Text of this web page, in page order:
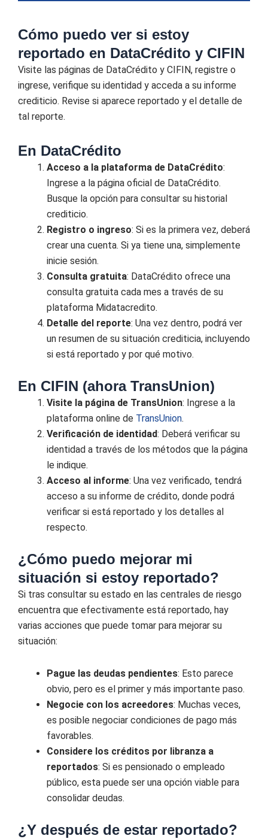
Cómo puedo ver si estoy
reportado en DataCrédito y CIFIN
Visite las páginas de DataCrédito y CIFIN, registre o
ingrese, verifique su identidad y acceda a su informe
crediticio. Revise si aparece reportado y el detalle de
tal reporte.
En DataCrédito
Acceso a la plataforma de DataCrédito:
Ingrese a la página oficial de DataCrédito.
Busque la opción para consultar su historial
crediticio.
Registro o ingreso: Si es la primera vez, deberá
crear una cuenta. Si ya tiene una, simplemente
inicie sesión.
Consulta gratuita: DataCrédito ofrece una
consulta gratuita cada mes a través de su
plataforma Midatacredito.
Detalle del reporte: Una vez dentro, podrá ver
un resumen de su situación crediticia, incluyendo
si está reportado y por qué motivo.
En CIFIN (ahora TransUnion)
Visite la página de TransUnion: Ingrese a la
plataforma online de TransUnion.
Verificación de identidad: Deberá verificar su
identidad a través de los métodos que la página
le indique.
Acceso al informe: Una vez verificado, tendrá
acceso a su informe de crédito, donde podrá
verificar si está reportado y los detalles al
respecto.
¿Cómo puedo mejorar mi
situación si estoy reportado?
Si tras consultar su estado en las centrales de riesgo
encuentra que efectivamente está reportado, hay
varias acciones que puede tomar para mejorar su
situación:
Pague las deudas pendientes: Esto parece
obvio, pero es el primer y más importante paso.
Negocie con los acreedores: Muchas veces,
es posible negociar condiciones de pago más
favorables.
Considere los créditos por libranza a
reportados: Si es pensionado o empleado
público, esta puede ser una opción viable para
consolidar deudas.
¿Y después de estar reportado?